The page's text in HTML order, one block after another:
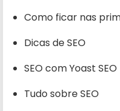
Como ficar nas
Dicas de SEO
SEO com Yoast SEO
Tudo sobre SEO